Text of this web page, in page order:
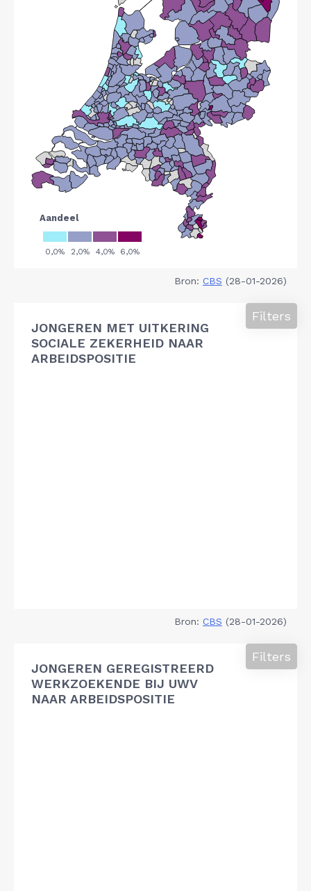
Bron: CBS (28-01-2026)
JONGEREN MET UITKERING
SOCIALE ZEKERHEID NAAR
ARBEIDSPOSITIE
Filters
Bron: CBS (28-01-2026)
JONGEREN GEREGISTREERD
WERKZOEKENDE BIJ UWV
NAAR ARBEIDSPOSITIE
Filters